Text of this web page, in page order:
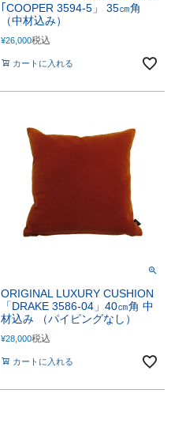
｢COOPER 3594-5」 35㎝角
（中材込み）
¥26,000税込
カートに入れる
ORIGINAL LUXURY CUSHION
「DRAKE 3586-04」40㎝角 中
材込み （パイピングなし）
¥28,000税込
カートに入れる